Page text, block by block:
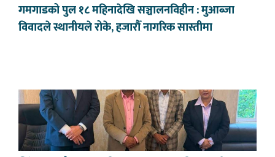
गमगाडको पुल १८ महिनादेखि सञ्चालनविहीन : मुआब्जा
विवादले स्थानीयले रोके, हजारौँ नागरिक सास्तीमा